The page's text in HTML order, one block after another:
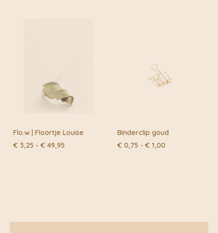
Flo.w | Floortje Louise
€ 3,25 - € 49,95
Binderclip goud
€ 0,75 - € 1,00